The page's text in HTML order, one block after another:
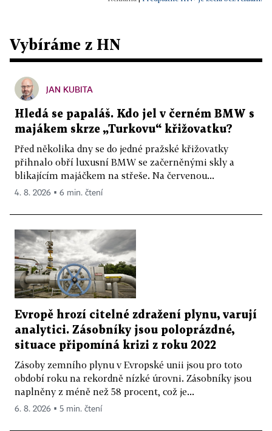
Vybíráme z HN
JAN KUBITA
Hledá se papaláš. Kdo jel v černém BMW s
majákem skrze „Turkovu“ křižovatku?
Před několika dny se do jedné pražské křižovatky
přihnalo obří luxusní BMW se začerněnými skly a
blikajícím majáčkem na střeše. Na červenou...
4. 8. 2026 ▪ 6 min. čtení
Evropě hrozí citelné zdražení plynu, varují
analytici. Zásobníky jsou poloprázdné,
situace připomíná krizi z roku 2022
Zásoby zemního plynu v Evropské unii jsou pro toto
období roku na rekordně nízké úrovni. Zásobníky jsou
naplněny z méně než 58 procent, což je...
6. 8. 2026 ▪ 5 min. čtení